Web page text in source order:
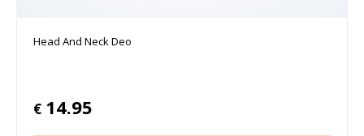
Head And Neck Deo
€ 14.95